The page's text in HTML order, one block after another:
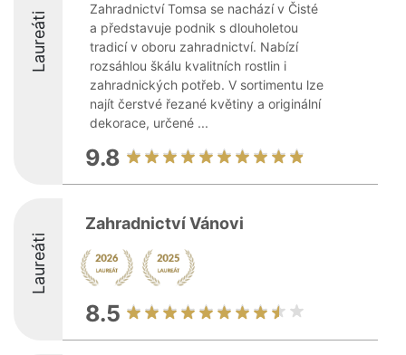
Laureáti
Zahradnictví Tomsa se nachází v Čisté
a představuje podnik s dlouholetou
tradicí v oboru zahradnictví. Nabízí
rozsáhlou škálu kvalitních rostlin i
zahradnických potřeb. V sortimentu lze
najít čerstvé řezané květiny a originální
dekorace, určené ...
9.8
Laureáti
Zahradnictví Vánovi
8.5